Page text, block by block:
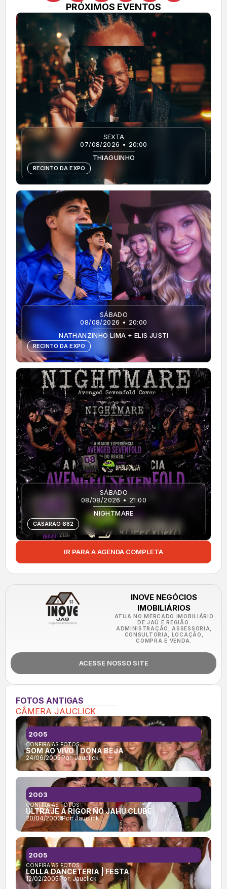
PRÓXIMOS EVENTOS
SEXTA
07/08/2026 • 20:00
THIAGUINHO
RECINTO DA EXPO
SÁBADO
08/08/2026 • 20:00
NATHANZINHO LIMA + ELIS JUSTI
RECINTO DA EXPO
SÁBADO
08/08/2026 • 21:00
NIGHTMARE
CASARÃO 682
IR PARA A AGENDA COMPLETA
INOVE NEGÓCIOS
IMOBILIÁRIOS
ATUA NO MERCADO IMOBILIÁRIO
DE JAÚ E REGIÃO.
ADMINISTRAÇÃO, ASSESSORIA,
CONSULTORIA, LOCAÇÃO,
COMPRA E VENDA.
ACESSE NOSSO SITE
FOTOS ANTIGAS
CÂMERA JAUCLICK
CONFIRA AS FOTOS:
SOM AO VIVO | DONA BEJA
24/06/2005Por:Jauclick
2005
CONFIRA AS FOTOS:
ULTRAJE A RIGOR NO JAHU CLUBE
20/04/2003Por:Jauclick
2003
CONFIRA AS FOTOS:
LOLLA DANCETERIA | FESTA
12/02/2005Por:Jauclick
2005